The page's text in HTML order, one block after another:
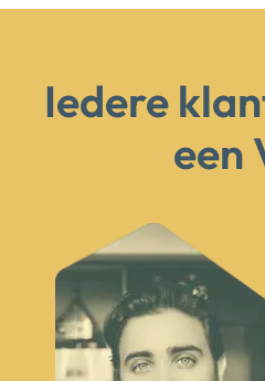
Iedere
een